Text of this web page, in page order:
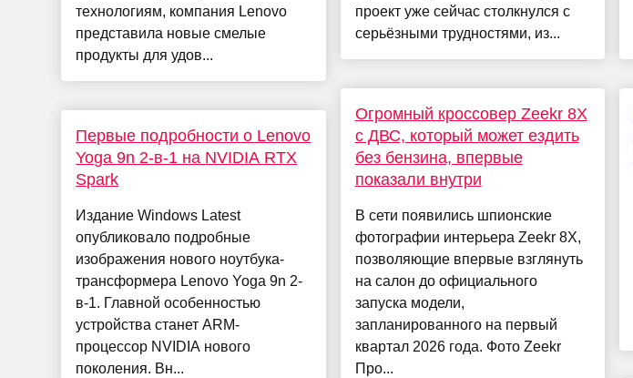
технологиям, компания Lenovo
представила новые смелые
продукты для удов...
Первые подробности о Lenovo
Yoga 9n 2-в-1 на NVIDIA RTX
Spark
Издание Windows Latest
опубликовало подробные
изображения нового ноутбука-
трансформера Lenovo Yoga 9n 2-
в-1. Главной особенностью
устройства станет ARM-
процессор NVIDIA нового
поколения. Вн...
проект уже сейчас столкнулся с
серьёзными трудностями, из...
Огромный кроссовер Zeekr 8X
с ДВС, который может ездить
без бензина, впервые
показали внутри
В сети появились шпионские
фотографии интерьера Zeekr 8X,
позволяющие впервые взглянуть
на салон до официального
запуска модели,
запланированного на первый
квартал 2026 года. Фото Zeekr
Про...